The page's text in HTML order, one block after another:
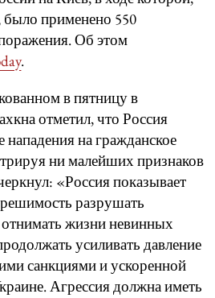
применено 550
Об этом
.
в пятницу в
отметил, что Россия
на гражданское
ни малейших признаков
«Россия показывает
разрушать
жизни невинных
усиливать давление
санкциями и ускоренной
Агрессия должна иметь